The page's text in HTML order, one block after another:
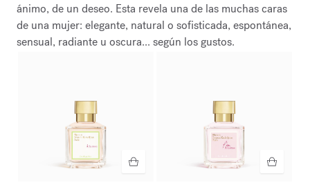
ánimo, de un deseo. Esta revela una de las muchas caras
de una mujer: elegante, natural o sofisticada, espontánea,
sensual, radiante u oscura... según los gustos.